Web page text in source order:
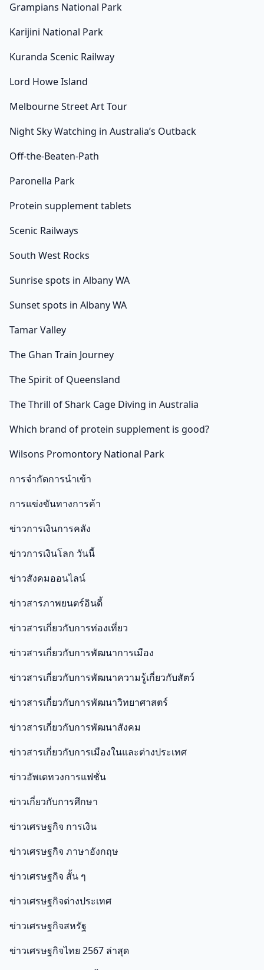
Grampians National Park
Karijini National Park
Kuranda Scenic Railway
Lord Howe Island
Melbourne Street Art Tour
Night Sky Watching in Australia’s Outback
Off-the-Beaten-Path
Paronella Park
Protein supplement tablets
Scenic Railways
South West Rocks
Sunrise spots in Albany WA
Sunset spots in Albany WA
Tamar Valley
The Ghan Train Journey
The Spirit of Queensland
The Thrill of Shark Cage Diving in Australia
Which brand of protein supplement is good?
Wilsons Promontory National Park
การจำกัดการนำเข้า
การแข่งขันทางการค้า
ข่าวการเงินการคลัง
ข่าวการเงินโลก วันนี้
ข่าวสังคมออนไลน์
ข่าวสารภาพยนตร์อินดี้
ข่าวสารเกี่ยวกับการท่องเที่ยว
ข่าวสารเกี่ยวกับการพัฒนาการเมือง
ข่าวสารเกี่ยวกับการพัฒนาความรู้เกี่ยวกับสัตว์
ข่าวสารเกี่ยวกับการพัฒนาวิทยาศาสตร์
ข่าวสารเกี่ยวกับการพัฒนาสังคม
ข่าวสารเกี่ยวกับการเมืองในและต่างประเทศ
ข่าวอัพเดทวงการแฟชั่น
ข่าวเกี่ยวกับการศึกษา
ข่าวเศรษฐกิจ การเงิน
ข่าวเศรษฐกิจ ภาษาอังกฤษ
ข่าวเศรษฐกิจ สั้น ๆ
ข่าวเศรษฐกิจต่างประเทศ
ข่าวเศรษฐกิจสหรัฐ
ข่าวเศรษฐกิจไทย 2567 ล่าสุด